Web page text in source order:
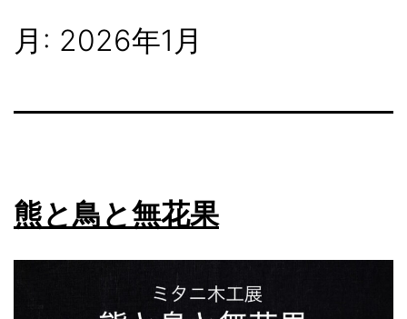
月: 2026年1月
熊と鳥と無花果